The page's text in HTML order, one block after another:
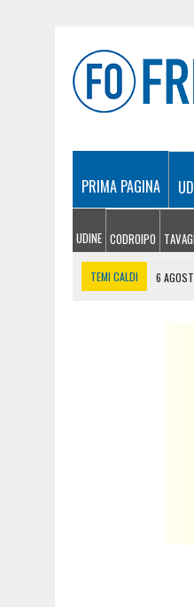
PRIMA PAGINA
UDINE CODROIPO
TEMI CALDI 6